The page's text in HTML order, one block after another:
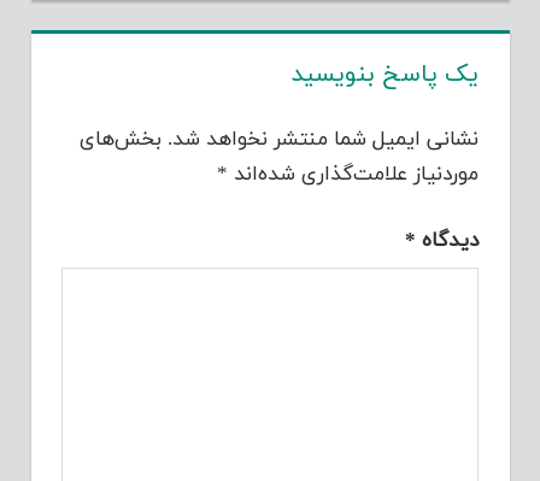
یک پاسخ بنویسید
نشانی ایمیل شما منتشر نخواهد شد. بخش‌های
موردنیاز علامت‌گذاری شده‌اند *
دیدگاه *